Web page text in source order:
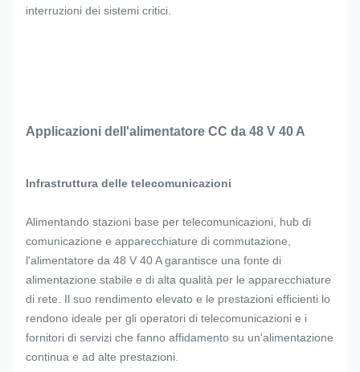
interruzioni dei sistemi critici.
Applicazioni dell'alimentatore CC da 48 V 40 A
Infrastruttura delle telecomunicazioni
Alimentando stazioni base per telecomunicazioni, hub di
comunicazione e apparecchiature di commutazione,
l'alimentatore da 48 V 40 A garantisce una fonte di
alimentazione stabile e di alta qualità per le apparecchiature
di rete. Il suo rendimento elevato e le prestazioni efficienti lo
rendono ideale per gli operatori di telecomunicazioni e i
fornitori di servizi che fanno affidamento su un'alimentazione
continua e ad alte prestazioni.